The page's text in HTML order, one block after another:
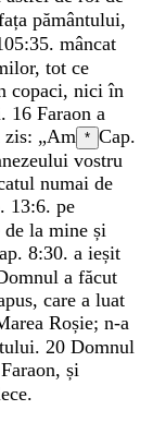
pământului,
. mâncat
, tot ce
copaci, niciîn
. 16 Faraon a
zis: „Am * Cap.
vostru
numai de
13:6. pe
de la mine și
8:30. a ieșit
a făcut
, care a luat
Roșie; n-a
. 20 Domnul
Faraon, și
.